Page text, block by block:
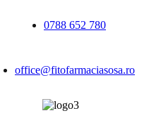
0788 652 780
office@fitofarmaciasosa.ro